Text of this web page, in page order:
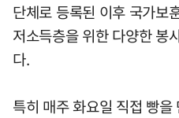
단체로 등록된 이후 국가보
저소득층을 위한 다양한 봉
다.
특히 매주 화요일 직접 빵